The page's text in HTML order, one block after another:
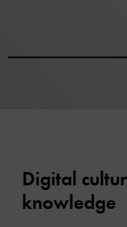
Digital
knowledge